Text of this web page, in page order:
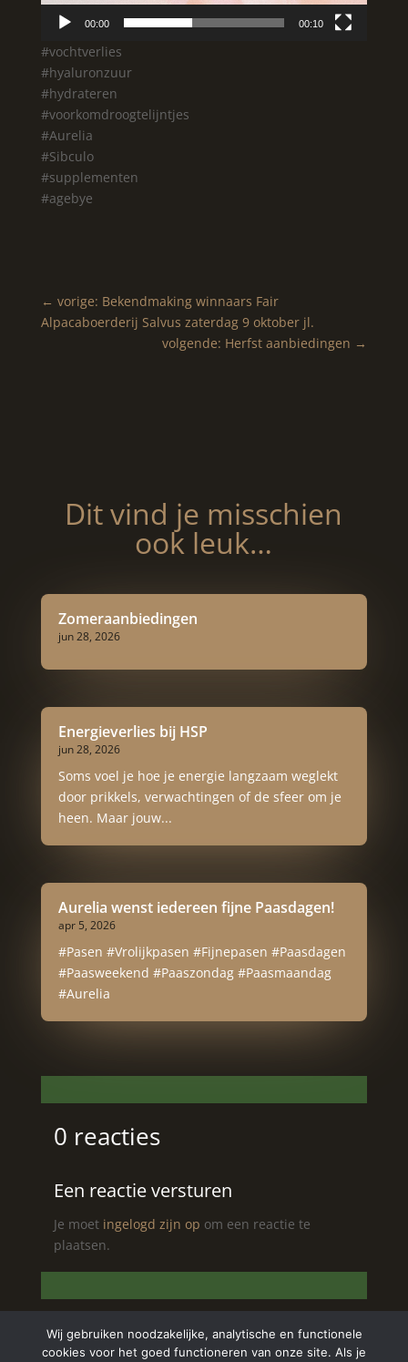
00:00 00:10
#vochtverlies
#hyaluronzuur
#hydrateren
#voorkomdroogtelijntjes
#Aurelia
#Sibculo
#supplementen
#agebye
← vorige: Bekendmaking winnaars Fair
Alpacaboerderij Salvus zaterdag 9 oktober jl.
volgende: Herfst aanbiedingen →
Dit vind je misschien
ook leuk…
Zomeraanbiedingen
jun 28, 2026
Energieverlies bij HSP
jun 28, 2026
Soms voel je hoe je energie langzaam weglekt
door prikkels, verwachtingen of de sfeer om je
heen. Maar jouw...
Aurelia wenst iedereen fijne Paasdagen!
apr 5, 2026
#Pasen #Vrolijkpasen #Fijnepasen #Paasdagen
#Paasweekend #Paaszondag #Paasmaandag
#Aurelia
0 reacties
Een reactie versturen
Je moet ingelogd zijn op om een reactie te
plaatsen.
Wij gebruiken noodzakelijke, analytische en functionele
cookies voor het goed functioneren van onze site. Als je